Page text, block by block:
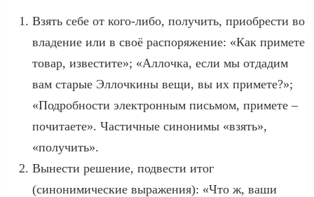
Взять себе от кого-либо, получить, приобрести во
владение или в своё распоряжение: «Как примете
товар, известите»; «Аллочка, если мы отдадим
вам старые Эллочкины вещи, вы их примете?»;
«Подробности электронным письмом, примете –
почитаете». Частичные синонимы «взять»,
«получить».
Вынести решение, подвести итог
(синонимические выражения): «Что ж, ваши